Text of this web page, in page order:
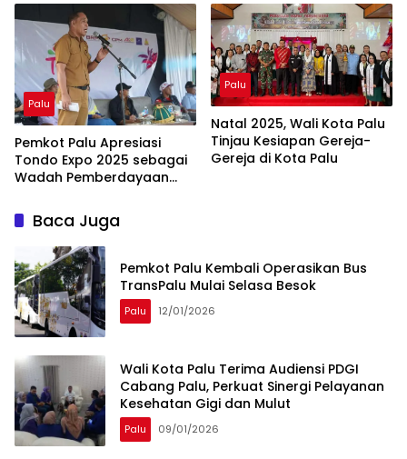
Palu
Pemkot Palu Apresiasi
Tondo Expo 2025 sebagai
Wadah Pemberdayaan
Palu
Natal 2025, Wali Kota Palu
Tinjau Kesiapan Gereja-
Gereja di Kota Palu
Baca Juga
Pemkot Palu Kembali Operasikan Bus
TransPalu Mulai Selasa Besok
Palu 12/01/2026
Wali Kota Palu Terima Audiensi PDGI
Cabang Palu, Perkuat Sinergi Pelayanan
Kesehatan Gigi dan Mulut
Palu 09/01/2026